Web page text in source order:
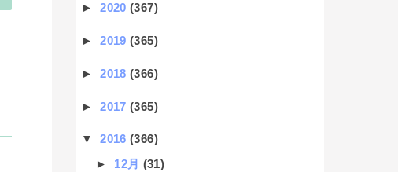
►2020(367)
►2019(365)
►2018(366)
►2017(365)
▼2016(366)
► 12月 (31)